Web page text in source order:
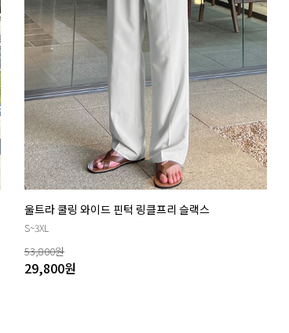
울트라 쿨링 와이드 핀턱 링클프리 슬랙스
S~3XL
53,800원
29,800원